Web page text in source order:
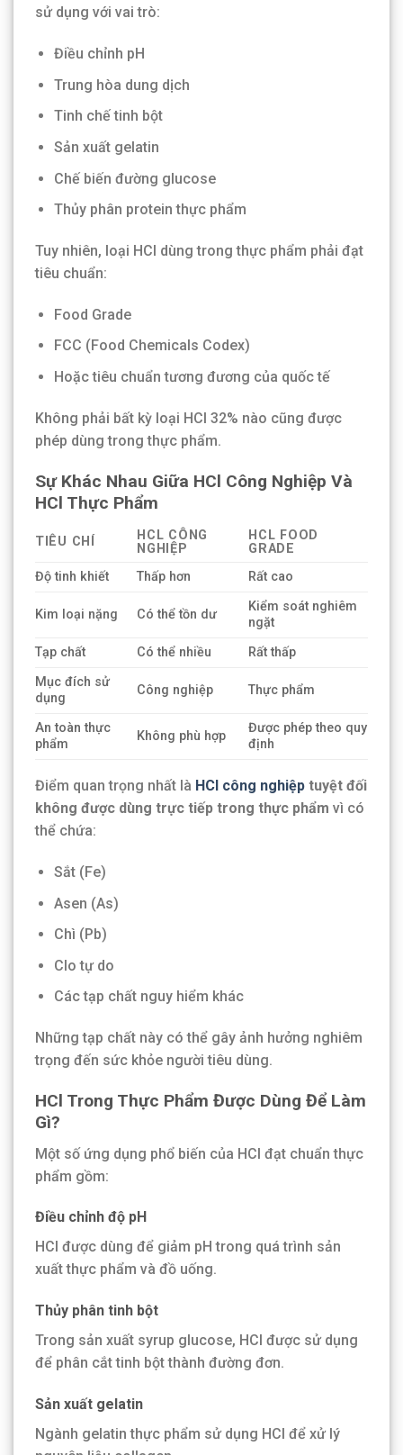
sử dụng với vai trò:
Điều chỉnh pH
Trung hòa dung dịch
Tinh chế tinh bột
Sản xuất gelatin
Chế biến đường glucose
Thủy phân protein thực phẩm
Tuy nhiên, loại HCl dùng trong thực phẩm phải đạt
tiêu chuẩn:
Food Grade
FCC (Food Chemicals Codex)
Hoặc tiêu chuẩn tương đương của quốc tế
Không phải bất kỳ loại HCl 32% nào cũng được
phép dùng trong thực phẩm.
Sự Khác Nhau Giữa HCl Công Nghiệp Và
HCl Thực Phẩm
TIÊU CHÍ
HCL CÔNG
NGHIỆP
HCL FOOD
GRADE
Độ tinh khiết
Thấp hơn Rất cao
Kim loại nặng Có thể tồn dư
Kiểm soát nghiêm
ngặt
Tạp chất
Có thể nhiều
Rất thấp
Mục đích sử
dụng
Công nghiệp Thực phẩm
An toàn thực
phẩm
Không phù hợp
Được phép theo quy
định
Điểm quan trọng nhất là HCl công nghiệp tuyệt đối
không được dùng trực tiếp trong thực phẩm vì có
thể chứa:
Sắt (Fe)
Asen (As)
Chì (Pb)
Clo tự do
Các tạp chất nguy hiểm khác
Những tạp chất này có thể gây ảnh hưởng nghiêm
trọng đến sức khỏe người tiêu dùng.
HCl Trong Thực Phẩm Được Dùng Để Làm
Gì?
Một số ứng dụng phổ biến của HCl đạt chuẩn thực
phẩm gồm:
Điều chỉnh độ pH
HCl được dùng để giảm pH trong quá trình sản
xuất thực phẩm và đồ uống.
Thủy phân tinh bột
Trong sản xuất syrup glucose, HCl được sử dụng
để phân cắt tinh bột thành đường đơn.
Sản xuất gelatin
Ngành gelatin thực phẩm sử dụng HCl để xử lý